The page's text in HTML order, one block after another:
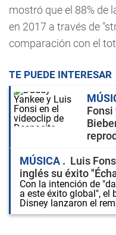
mostró que el 88% de
en 2017 a través de
comparación con el
TE PUEDE INTERESAR
Fonsi
MÚSICA
Luis
inglés su éxito
Con la intención de
a este éxito global", el
Disney lanzaron el